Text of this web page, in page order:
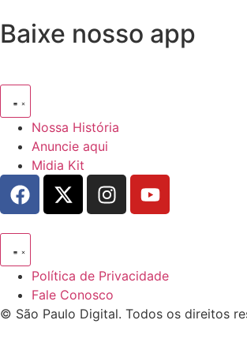
Baixe nosso app
Nossa História
Anuncie aqui
Midia Kit
Política de Privacidade
Fale Conosco
© São Paulo Digital. Todos os direitos